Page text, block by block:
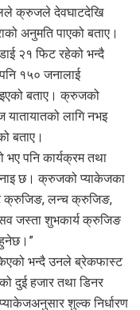
क्रुजले देवघाटदेखि
अनुमति पाएको बताए।
२१ फिट रहेको भन्दै
१५० जनालाई
बताए। क्रुजको
यातायातको लागि नभइ
बताए।
भए पनि कार्यक्रम तथा
छ। क्रुजको प्याकेजका
क्रुजिङ, लन्च क्रुजिङ,
जस्ता शुभकार्य क्रुजिङ
भन्दै उनले ब्रेकफास्ट
दुई हजार तथा डिनर
शुल्क निर्धारण